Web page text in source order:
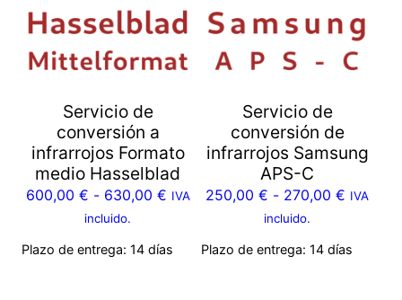
Servicio de
conversión a
infrarrojos Formato
medio Hasselblad
600,00 € - 630,00 € IVA
incluido.
Plazo de entrega: 14 días
Servicio de
conversión de
infrarrojos Samsung
APS-C
250,00 € - 270,00 € IVA
incluido.
Plazo de entrega: 14 días